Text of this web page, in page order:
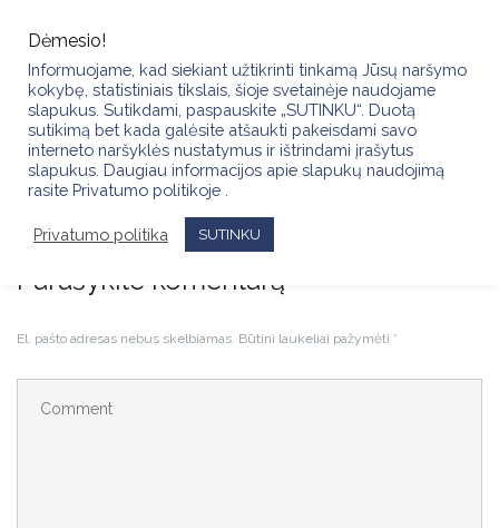
content
IMG_2888
Parašykite komentarą
El. pašto adresas nebus skelbiamas. Būtini laukeliai pažymėti *
Dėmesio!
Informuojame, kad siekiant užtikrinti tinkamą Jūsų naršymo
kokybę, statistiniais tikslais, šioje svetainėje naudojame
slapukus. Sutikdami, paspauskite „SUTINKU“. Duotą
sutikimą bet kada galėsite atšaukti pakeisdami savo
interneto naršyklės nustatymus ir ištrindami įrašytus
slapukus. Daugiau informacijos apie slapukų naudojimą
rasite Privatumo politikoje .
Privatumo politika SUTINKU